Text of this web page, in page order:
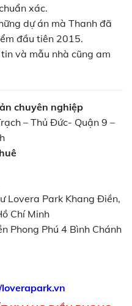
xác.
dự án mà Thanh đã
đầu tiên 2015.
và mẫu nhà cũng am
chuyên nghiệp
– Thủ Đức- Quận 9 –
Lovera Park Khang Điền,
Chí Minh
Phong Phú 4 Bình Chánh